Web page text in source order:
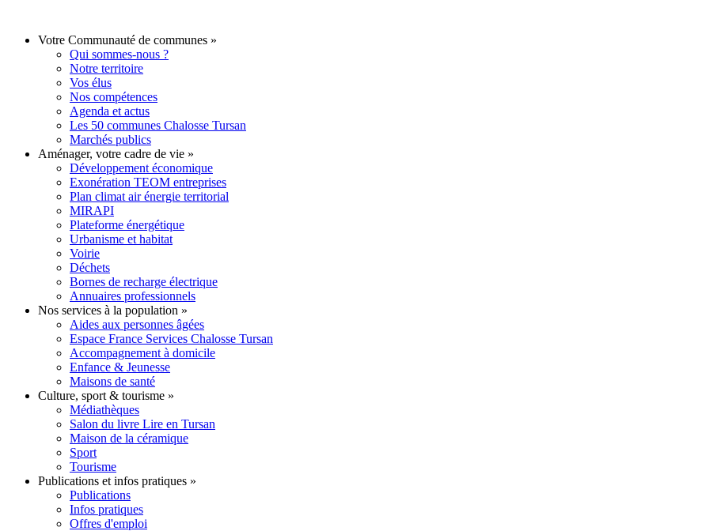
Votre Communauté de communes »
Qui sommes-nous ?
Notre territoire
Vos élus
Nos compétences
Agenda et actus
Les 50 communes Chalosse Tursan
Marchés publics
Aménager, votre cadre de vie »
Développement économique
Exonération TEOM entreprises
Plan climat air énergie territorial
MIRAPI
Plateforme énergétique
Urbanisme et habitat
Voirie
Déchets
Bornes de recharge électrique
Annuaires professionnels
Nos services à la population »
Aides aux personnes âgées
Espace France Services Chalosse Tursan
Accompagnement à domicile
Enfance & Jeunesse
Maisons de santé
Culture, sport & tourisme »
Médiathèques
Salon du livre Lire en Tursan
Maison de la céramique
Sport
Tourisme
Publications et infos pratiques »
Publications
Infos pratiques
Offres d'emploi